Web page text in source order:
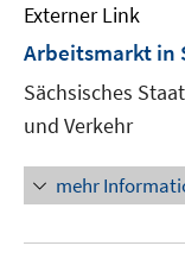
Externer Link
Arbeitsmarkt in
Sächsisches
und Verkehr
mehr